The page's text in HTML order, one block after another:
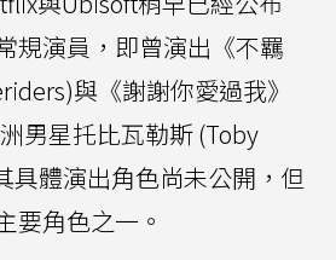
規演員，即曾演出《不羈
與《謝謝你愛過我》
男星托比瓦勒斯 (Toby
具體演出角色尚未公開，但
要角色之一。